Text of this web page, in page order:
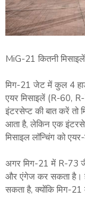
MiG-21 कितनी
मिग-21 जेट में कुल 4
एयर मिसाइलें (R-60,
इंटरसेप्ट की बात करें तो
आता है, लेकिन एक
मिसाइल लॉन्चिंग को
अगर मिग-21 में R-73
और एंगेज कर सकता है।
सकता है, क्‍योंकि मिग-